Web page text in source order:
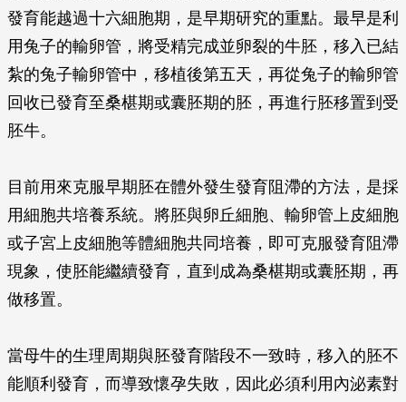
發育能越過十六細胞期，是早期研究的重點。最早是利
用兔子的輸卵管，將受精完成並卵裂的牛胚，移入已結
紮的兔子輸卵管中，移植後第五天，再從兔子的輸卵管
回收已發育至桑椹期或囊胚期的胚，再進行胚移置到受
胚牛。
目前用來克服早期胚在體外發生發育阻滯的方法，是採
用細胞共培養系統。將胚與卵丘細胞、輸卵管上皮細胞
或子宮上皮細胞等體細胞共同培養，即可克服發育阻滯
現象，使胚能繼續發育，直到成為桑椹期或囊胚期，再
做移置。
當母牛的生理周期與胚發育階段不一致時，移入的胚不
能順利發育，而導致懷孕失敗，因此必須利用內泌素對